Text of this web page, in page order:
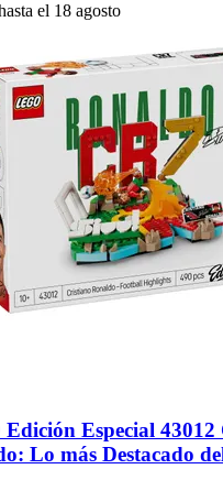
el 18 agosto
Edición Especial
Lo más Destacado